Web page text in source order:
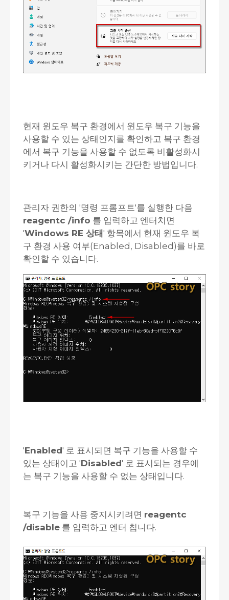
현재 윈도우 복구 환경에서 윈도우 복구 기능을
사용할 수 있는 상태인지를 확인하고 복구 환경
에서 복구 기능을 사용할 수 없도록 비활성화시
키거나 다시 활성화시키는 간단한 방법입니다.
관리자 권한의 '명령 프롬프트'를 실행한 다음
reagentc /info 를 입력하고 엔터치면
'Windows RE 상태' 항목에서 현재 윈도우 복
구 환경 사용 여부(Enabled, Disabled)를 바로
확인할 수 있습니다.
'Enabled' 로 표시되면 복구 기능을 사용할 수
있는 상태이고 'Disabled' 로 표시되는 경우에
는 복구 기능을 사용할 수 없는 상태입니다.
복구 기능을 사용 중지시키려면 reagentc
/disable 를 입력하고 엔터 칩니다.